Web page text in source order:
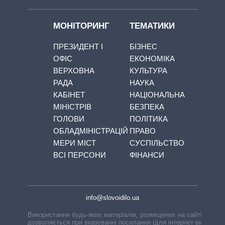
МОНІТОРИНГ
ПРЕЗИДЕНТ І
ОФІС
ВЕРХОВНА
РАДА
КАБІНЕТ
МІНІСТРІВ
ГОЛОВИ
ОБЛАДМІНІСТРАЦІЙ
МЕРИ МІСТ
ВСІ ПЕРСОНИ
ТЕМАТИКИ
БІЗНЕС
ЕКОНОМІКА
КУЛЬТУРА
НАУКА
НАЦІОНАЛЬНА
БЕЗПЕКА
ПОЛІТИКА
ПРАВО
СУСПІЛЬСТВО
ФІНАНСИ
info@slovoidilo.ua
Використання будь-яких матеріалів, розміщених на сайті,
дозволяється при вказуванні посилання (для інтернет-видань